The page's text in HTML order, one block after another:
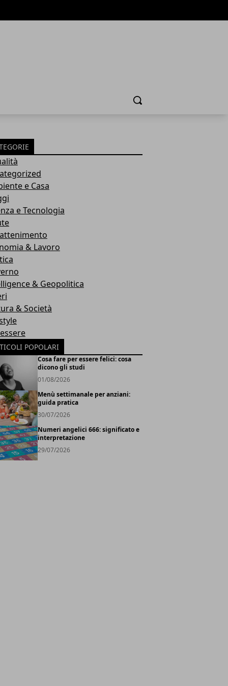
Cerca
e Casa
e Tecnologia
& Lavoro
& Geopolitica
& Società
POPOLARI
Cosa fare per essere felici: cosa
dicono gli studi
01/08/2026
Menù settimanale per anziani:
guida pratica
30/07/2026
Numeri angelici 666: significato e
interpretazione
29/07/2026